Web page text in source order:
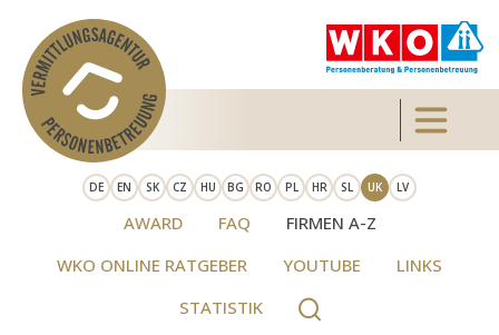
Skip to main content Toggle
DE EN SK CZ HU BG RO PL HR SL UK LV
AWARD FAQ
FIRMEN A-Z
WKO ONLINE RATGEBER
YOUTUBE
LINKS
STATISTIK